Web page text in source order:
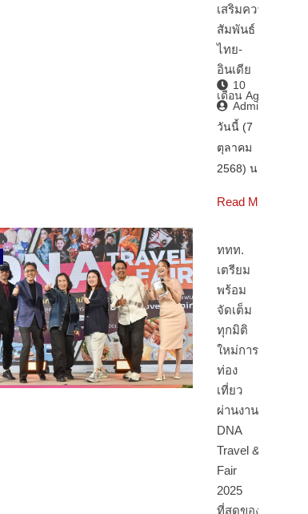
เสริมความ
สัมพันธ์
ไทย-
อินเดีย
10
เดือน Ago
Admin2
วันนี้ (7
ตุลาคม
2568) นา…
Read More
ททท.
เตรียม
พร้อม
จัดเต็ม
ทุกมิติ
ใหม่การ
ท่อง
เที่ยว
ผ่านงาน
DNA
Travel &
Fair
2025
ที่สุดของ